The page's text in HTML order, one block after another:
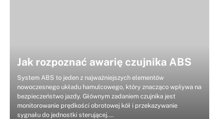
Jak rozpoznać awarię czujnika ABS
System ABS to jeden z najważniejszych elementów
nowoczesnego układu hamulcowego, który znacząco wpływa na
bezpieczeństwo jazdy. Głównym zadaniem czujnika jest
monitorowanie prędkości obrotowej kół i przekazywanie
sygnału do jednostki sterującej.…